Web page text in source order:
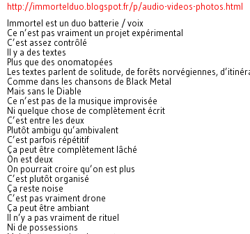
http://immortelduo.blogspot.fr/p/audio-videos-photos.html
Immortel est un duo batterie / voix
Ce n’est pas vraiment un projet expérimental
C’est assez contrôlé
Il y a des textes
Plus que des onomatopées
Les textes parlent de solitude, de forêts norvégiennes,
Comme dans les chansons de Black Metal
Mais sans le Diable
Ce n’est pas de la musique improvisée
Ni quelque chose de complètement écrit
C’est entre les deux
Plutôt ambigu qu’ambivalent
C’est parfois répétitif
Ça peut être complètement lâché
On est deux
On pourrait croire qu’on est plus
C’est plutôt organisé
Ça reste noise
C’est pas vraiment drone
Ça peut être ambiant
Il n’y a pas vraiment de rituel
Ni de possessions